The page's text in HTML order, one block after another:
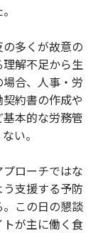
多くが故意の
解不足から生
合、人事・労
約書の作成や
本的な労務管
い。
ローチではな
支援する予防
この日の懇談
が主に働く食